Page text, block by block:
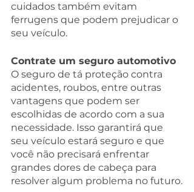
cuidados também evitam
ferrugens que podem prejudicar o
seu veículo.
Contrate um seguro automotivo
O seguro de tá proteção contra
acidentes, roubos, entre outras
vantagens que podem ser
escolhidas de acordo com a sua
necessidade. Isso garantirá que
seu veículo estará seguro e que
você não precisará enfrentar
grandes dores de cabeça para
resolver algum problema no futuro.